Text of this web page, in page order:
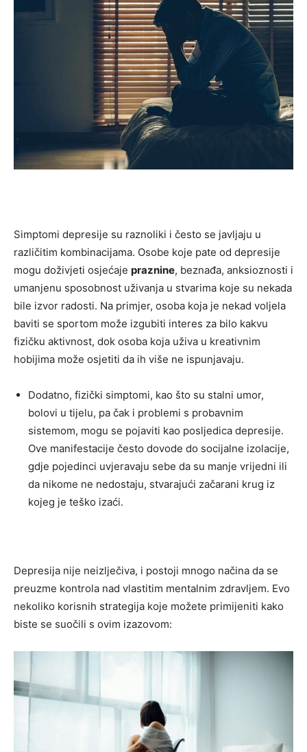
Simptomi depresije su raznoliki i često se javljaju u
različitim kombinacijama. Osobe koje pate od depresije
mogu doživjeti osjećaje praznine, beznađa, anksioznosti i
umanjenu sposobnost uživanja u stvarima koje su nekada
bile izvor radosti. Na primjer, osoba koja je nekad voljela
baviti se sportom može izgubiti interes za bilo kakvu
fizičku aktivnost, dok osoba koja uživa u kreativnim
hobijima može osjetiti da ih više ne ispunjavaju.
Dodatno, fizički simptomi, kao što su stalni umor,
bolovi u tijelu, pa čak i problemi s probavnim
sistemom, mogu se pojaviti kao posljedica depresije.
Ove manifestacije često dovode do socijalne izolacije,
gdje pojedinci uvjeravaju sebe da su manje vrijedni ili
da nikome ne nedostaju, stvarajući začarani krug iz
kojeg je teško izaći.
Depresija nije neizlječiva, i postoji mnogo načina da se
preuzme kontrola nad vlastitim mentalnim zdravljem. Evo
nekoliko korisnih strategija koje možete primijeniti kako
biste se suočili s ovim izazovom: